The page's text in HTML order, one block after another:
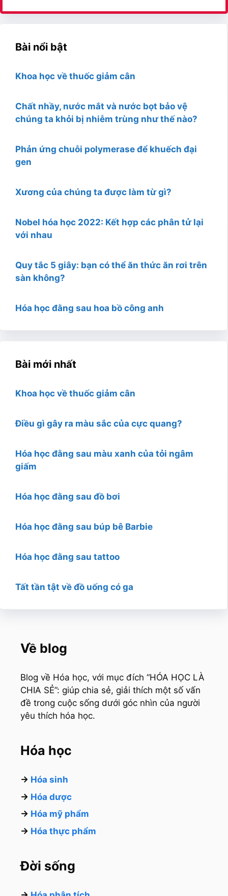
Bài nổi bật
Khoa học về thuốc giảm cân
Chất nhầy, nước mắt và nước bọt bảo vệ
chúng ta khỏi bị nhiễm trùng như thế nào?
Phản ứng chuỗi polymerase để khuếch đại
gen
Xương của chúng ta được làm từ gì?
Nobel hóa học 2022: Kết hợp các phân tử lại
với nhau
Quy tắc 5 giây: bạn có thể ăn thức ăn rơi trên
sàn không?
Hóa học đằng sau hoa bồ công anh
Bài mới nhất
Khoa học về thuốc giảm cân
Điều gì gây ra màu sắc của cực quang?
Hóa học đằng sau màu xanh của tỏi ngâm
giấm
Hóa học đằng sau đồ bơi
Hóa học đằng sau búp bê Barbie
Hóa học đằng sau tattoo
Tất tần tật về đồ uống có ga
Về blog
Blog về Hóa học, với mục đích “HÓA HỌC LÀ
CHIA SẺ”: giúp chia sẻ, giải thích một số vấn
đề trong cuộc sống dưới góc nhìn của người
yêu thích hóa học.
Hóa học
→ Hóa sinh
→ Hóa dược
→ Hóa mỹ phẩm
→ Hóa thực phẩm
Đời sống